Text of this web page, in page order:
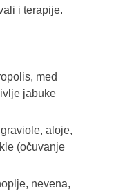
i terapije.
med
jabuke
aloje,
(očuvanje
nevena,